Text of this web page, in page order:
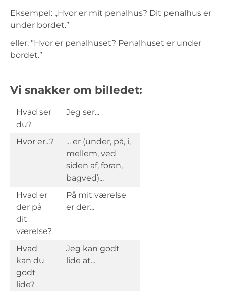
Eksempel: „Hvor er mit penalhus? Dit penalhus er
under bordet.”
eller: ”Hvor er penalhuset? Penalhuset er under
bordet.”
Vi snakker om billedet:
Hvad ser
du?
Jeg ser...
Hvor er...?
... er (under, på, i,
mellem, ved
siden af, foran,
bagved)...
Hvad er
der på
dit
værelse?
På mit værelse
er der...
Hvad
kan du
godt
lide?
Jeg kan godt
lide at...